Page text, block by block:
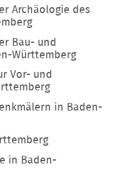
Archäologie des
Bau- und
Württemberg
Vor- und
in Baden-
in Baden-